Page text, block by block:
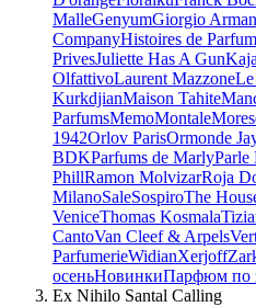
MalleGenyumGiorgio
CompanyHistoires de
PrivesJuliette Has A Gun
OlfattivoLaurent Mazzone
KurkdjianMaison Tahite
ParfumsMemoMontale
1942Orlov ParisOrmonde
BDKParfums de MarlyParle
PhillRamon MolvizarRoja
MilanoSaleSospiroThe
VeniceThomas Kosmala
CantoVan Cleef & Arpels
ParfumerieWidianXerjoff
осеньНовинкиПарфюм по
Ex Nihilo Santal Calling